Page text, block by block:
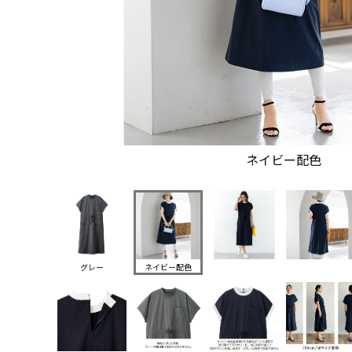
ネイビー配色
グレー ネイビー配色